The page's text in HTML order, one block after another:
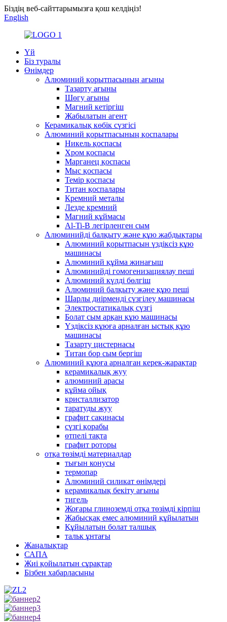
Біздің веб-сайттарымызға қош келдіңіз!
English
Үй
Біз туралы
Өнімдер
Алюминий қорытпасының ағыны
Тазарту ағыны
Шөгу ағыны
Магний кетіргіш
Жабылатын агент
Керамикалық көбік сүзгісі
Алюминий қорытпасының қоспалары
Никель қоспасы
Хром қоспасы
Марганец қоспасы
Мыс қоспасы
Темір қоспасы
Титан қоспалары
Кремний металы
Лезде кремний
Магний құймасы
Al-Ti-B легірленген сым
Алюминийді балқыту және құю жабдықтары
Алюминий қорытпасын үздіксіз құю
машинасы
Алюминий құйма жинағыш
Алюминийді гомогенизациялау пеші
Алюминий күлді бөлгіш
Алюминий балқыту және құю пеші
Шарлы диірменді сүзгілеу машинасы
Электростатикалық сүзгі
Болат сым арқан құю машинасы
Үздіксіз құюға арналған ыстық құю
машинасы
Тазарту цистернасы
Титан бор сым бергіш
Алюминий құюға арналған керек-жарақтар
керамикалық жуу
алюминий арасы
құйма ойық
кристаллизатор
таратуды жуу
графит сақинасы
сүзгі қорабы
өтпелі тақта
графит роторы
отқа төзімді материалдар
тығын конусы
термопар
Алюминий силикат өнімдері
керамикалық бекіту ағыны
тигель
Жоғары глиноземді отқа төзімді кірпіш
Жабысқақ емес алюминий құйылатын
Құйылатын болат талшық
тальк ұнтағы
Жаңалықтар
САПА
Жиі қойылатын сұрақтар
Бізбен хабарласыңы